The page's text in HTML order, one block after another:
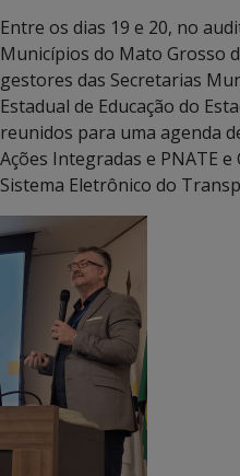
Entre os dias 19 e 20, no
Municípios do Mato Grosso
gestores das Secretarias
Estadual de Educação do
reunidos para uma agenda
Ações Integradas e PNATE e
Sistema Eletrônico do